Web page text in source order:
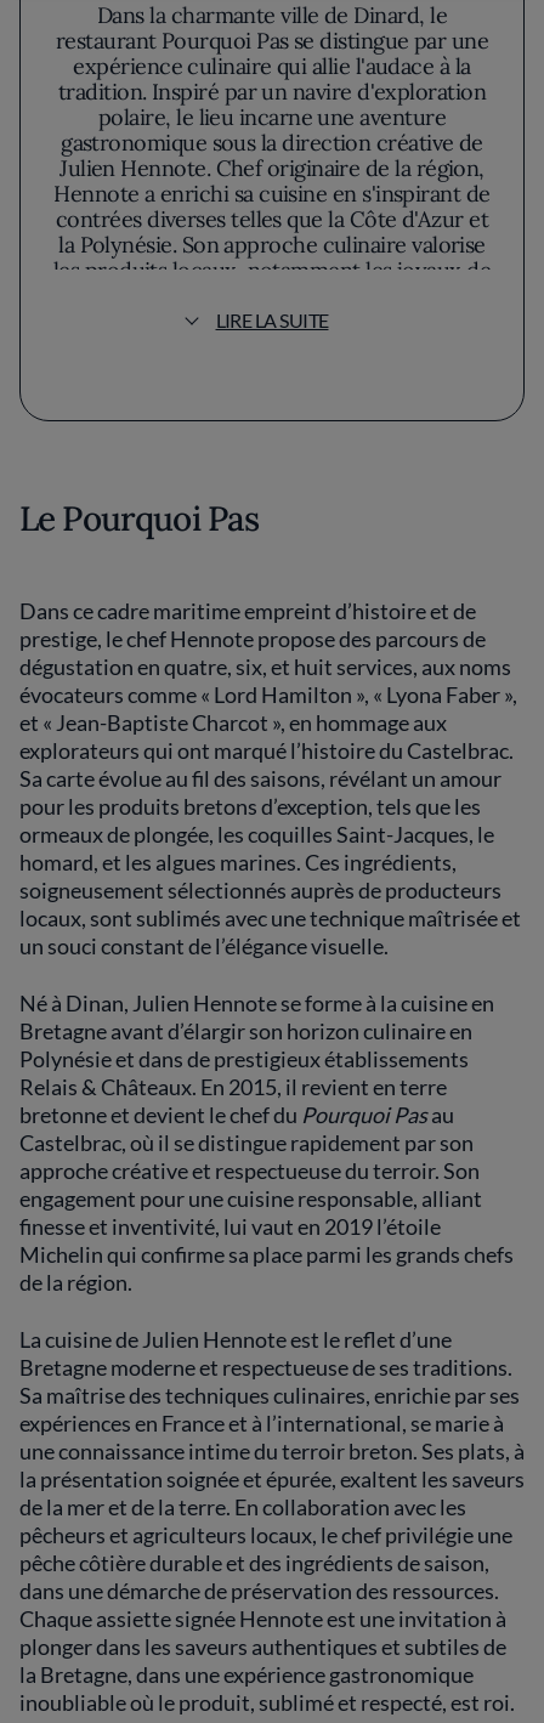
Dans la charmante ville de Dinard, le
restaurant Pourquoi Pas se distingue par une
expérience culinaire qui allie l'audace à la
tradition. Inspiré par un navire d'exploration
polaire, le lieu incarne une aventure
gastronomique sous la direction créative de
Julien Hennote. Chef originaire de la région,
Hennote a enrichi sa cuisine en s'inspirant de
contrées diverses telles que la Côte d'Azur et
la Polynésie. Son approche culinaire valorise
les produits locaux, notamment les joyaux de
Jacques récoltées à la main et les homards,
Dès l'entrée, l'ambiance feutrée avec ses
vitrées s'ouvrent généreusement sur une vue
panoramique de la mer, donnant une
moments conviviaux ou intimes, est conçu
pour mettre en valeur chaque plat tel un
tableau.
Le Pourquoi Pas se distingue par sa
présentation visuelle raffinée. Chaque assiette
est méticuleusement construite pour
émerveiller l'œil avant de séduire le palais. Les
desserts, véritables œuvres d'art, équilibrent
finesse et innovation, jouant ingénieusement
avec les textures et les saveurs pour une fin
de repas en apothéose.
Julien Hennote cultive une cuisine moderne
philosophie culinaire repose sur une
exploration constante des possibilités offertes
par les produits locaux, créant une
symphonie de goûts qui révèlent les trésors
de la terre et de la mer. Pourquoi Pas n'est pas
seulement un restaurant, mais un voyage
sensoriel où le savoir-faire rencontre
l'authenticité, célébrant avec discrétion la
richesse d'un terroir unique.
LIRE LA SUITE
Le Pourquoi Pas
Dans ce cadre maritime empreint d’histoire et de
prestige, le chef Hennote propose des parcours de
dégustation en quatre, six, et huit services, aux noms
évocateurs comme « Lord Hamilton », « Lyona Faber »,
et « Jean-Baptiste Charcot », en hommage aux
explorateurs qui ont marqué l’histoire du Castelbrac.
Sa carte évolue au fil des saisons, révélant un amour
pour les produits bretons d’exception, tels que les
ormeaux de plongée, les coquilles Saint-Jacques, le
homard, et les algues marines. Ces ingrédients,
soigneusement sélectionnés auprès de producteurs
locaux, sont sublimés avec une technique maîtrisée et
un souci constant de l’élégance visuelle.
Né à Dinan, Julien Hennote se forme à la cuisine en
Bretagne avant d’élargir son horizon culinaire en
Polynésie et dans de prestigieux établissements
Relais & Châteaux. En 2015, il revient en terre
bretonne et devient le chef du Pourquoi Pasau
Castelbrac, où il se distingue rapidement par son
approche créative et respectueuse du terroir. Son
engagement pour une cuisine responsable, alliant
finesse et inventivité, lui vaut en 2019 l’étoile
Michelin qui confirme sa place parmi les grands chefs
de la région.
La cuisine de Julien Hennote est le reflet d’une
Bretagne moderne et respectueuse de ses traditions.
Sa maîtrise des techniques culinaires, enrichie par ses
expériences en France et à l’international, se marie à
une connaissance intime du terroir breton. Ses plats, à
la présentation soignée et épurée, exaltent les saveurs
de la mer et de la terre. En collaboration avec les
pêcheurs et agriculteurs locaux, le chef privilégie une
pêche côtière durable et des ingrédients de saison,
dans une démarche de préservation des ressources.
Chaque assiette signée Hennote est une invitation à
plonger dans les saveurs authentiques et subtiles de
la Bretagne, dans une expérience gastronomique
inoubliable où le produit, sublimé et respecté, est roi.